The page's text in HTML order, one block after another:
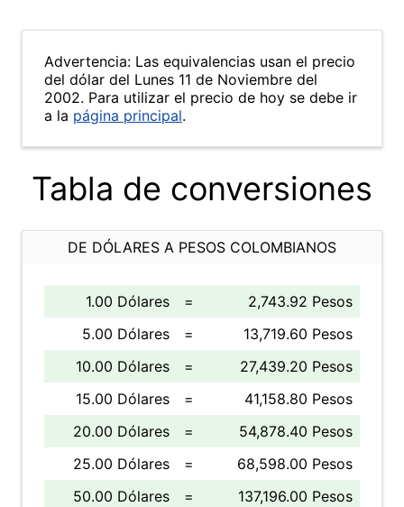
Advertencia: Las equivalencias usan el precio
del dólar del Lunes 11 de Noviembre del
2002. Para utilizar el precio de hoy se debe ir
a la página principal.
Tabla de conversiones
DE DÓLARES A PESOS COLOMBIANOS
1.00 Dólares =
2,743.92 Pesos
5.00 Dólares
=
13,719.60 Pesos
10.00 Dólares
=
27,439.20 Pesos
15.00 Dólares
=
41,158.80 Pesos
20.00 Dólares
=
54,878.40 Pesos
25.00 Dólares
=
68,598.00 Pesos
50.00 Dólares
=
137,196.00 Pesos